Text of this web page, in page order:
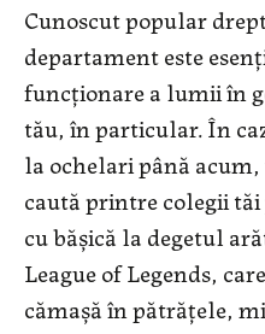
Cunoscut popular
departament este
funcționare a lumii în
tău, în particular. În
la ochelari până
caută printre colegii
cu bășică la degetul
League of Legends,
cămașă în pătrățele,